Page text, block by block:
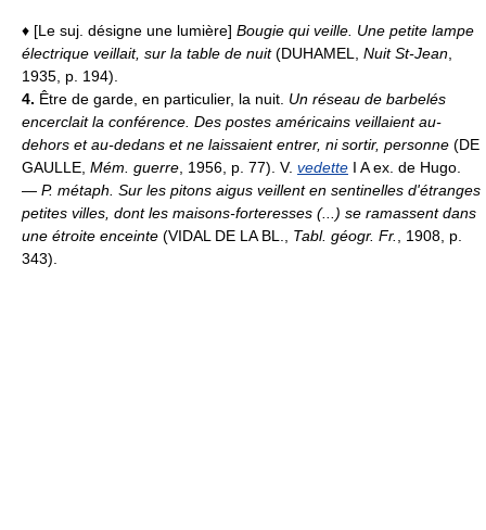
♦ [Le suj. désigne une lumière] Bougie qui veille. Une petite lampe
électrique veillait, sur la table de nuit(DUHAMEL, Nuit St-Jean,
1935, p. 194).
4. Être de garde, en particulier, la nuit. Un réseau de barbelés
encerclait la conférence. Des postes américains veillaient au-
dehors et au-dedans et ne laissaient entrer, ni sortir, personne (DE
GAULLE, Mém. guerre, 1956, p. 77). V. vedette I A ex. de Hugo.
— P. métaph. Sur les pitons aigus veillent en sentinelles d'étranges
petites villes, dont les maisons-forteresses (...) se ramassent dans
une étroite enceinte (VIDAL DE LA BL., Tabl. géogr. Fr., 1908, p.
343).